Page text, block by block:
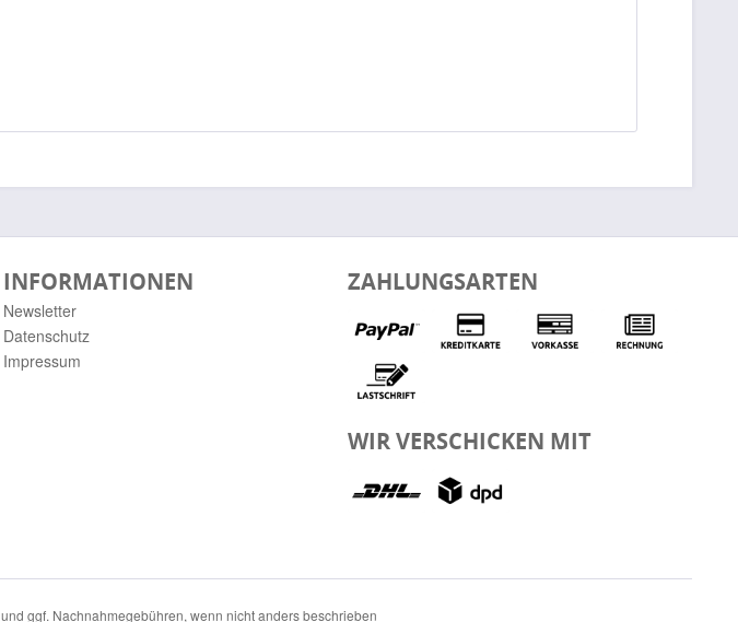
INFORMATIONEN
Newsletter
Datenschutz
Impressum
ZAHLUNGSARTEN
WIR VERSCHICKEN MIT
und ggf. Nachnahmegebühren, wenn nicht anders beschrieben